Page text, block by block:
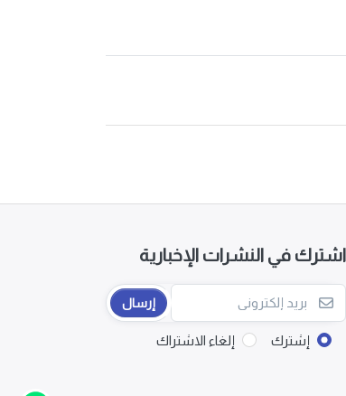
اشترك في النشرات الإخبارية
إرسال
إشترك إلغاء الاشتراك